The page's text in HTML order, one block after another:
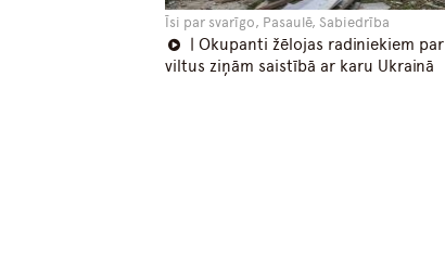
Īsi par svarīgo, Pasaulē, Sabiedrība
| Okupanti žēlojas radiniekiem par
viltus ziņām saistībā ar karu Ukrainā